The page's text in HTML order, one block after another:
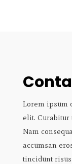
Lorem ipsum
elit. Curabitur
Nam
accumsan
tincidunt